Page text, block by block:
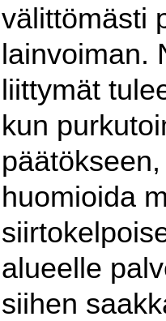
välittömästi
lainvoiman.
liittymät
kun
huomioida
alueelle
siihen